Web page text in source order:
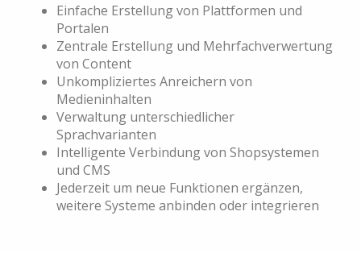
Einfache Erstellung von Plattformen und
Portalen
Zentrale Erstellung und Mehrfachverwertung
von Content
Unkompliziertes Anreichern von
Medieninhalten
Verwaltung unterschiedlicher
Sprachvarianten
Intelligente Verbindung von Shopsystemen
und CMS
Jederzeit um neue Funktionen ergänzen,
weitere Systeme anbinden oder integrieren